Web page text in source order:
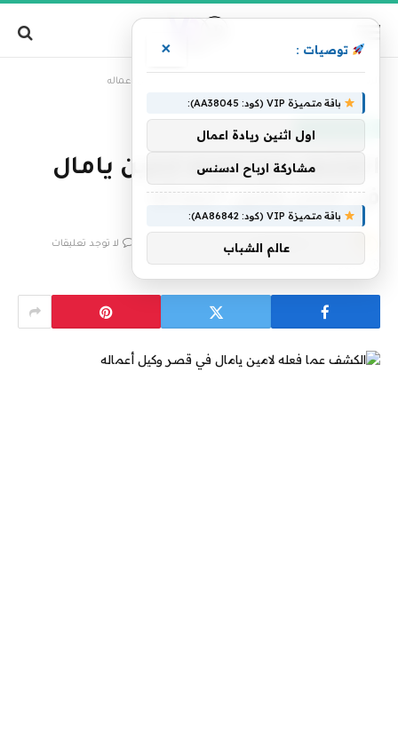
الكشف عما فعله لامين يامال في قصر وكيل أعماله
الكشف عما فعله لامين يامال
في قصر وكيل أعماله
فريق التحرير لا توجد تعليقات
2 دقائق
توصيات : ×
باقة متميزة VIP (كود: AA38045):
اول اثنين ريادة اعمال
مشاركة ارباح ادسنس
باقة متميزة VIP (كود: AA86842):
عالم الشباب